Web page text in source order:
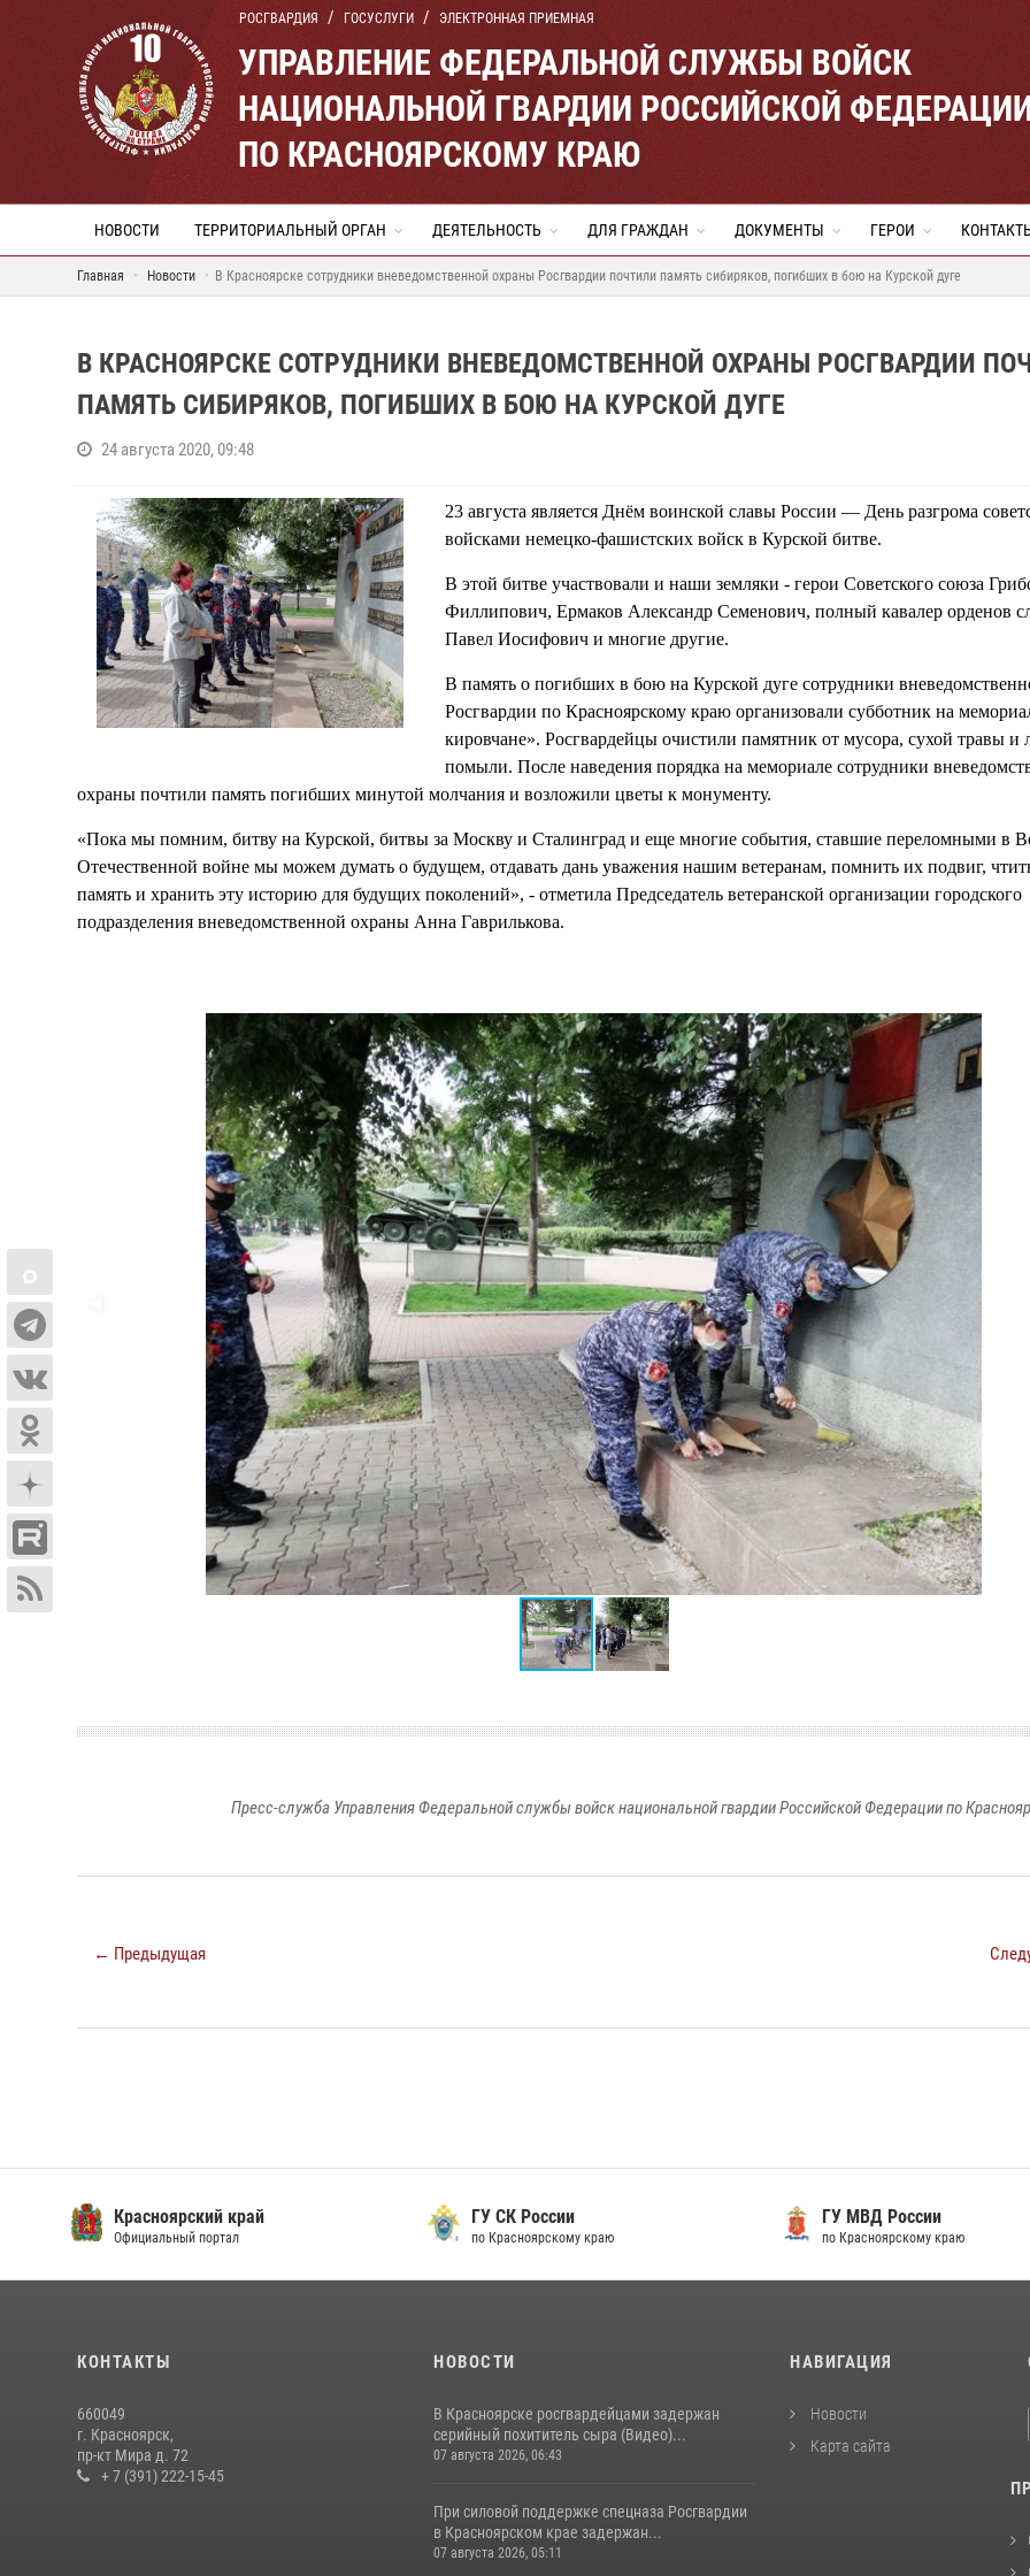
РОСГВАРДИЯ ГОСУСЛУГИ ЭЛЕКТРОННАЯ ПРИЕМНАЯ
УПРАВЛЕНИЕ ФЕДЕРАЛЬНОЙ СЛУЖБЫ ВОЙСК
НАЦИОНАЛЬНОЙ ГВАРДИИ РОССИЙСКОЙ
ПО КРАСНОЯРСКОМУ КРАЮ
НОВОСТИ ТЕРРИТОРИАЛЬНЫЙ ОРГАН ДЕЯТЕЛЬНОСТЬ ДЛЯ ГРАЖДАН ДОКУМЕНТЫ ГЕРОИ
Главная Новости В Красноярске сотрудники вневедомственной охраны Росгвардии почтили память сибиряков, погибших в бою на Курской дуге
В КРАСНОЯРСКЕ СОТРУДНИКИ ВНЕВЕДОМСТВЕННОЙ ОХРАНЫ РОСГВАРДИИ
ПАМЯТЬ СИБИРЯКОВ, ПОГИБШИХ В БОЮ НА КУРСКОЙ ДУГЕ
24 августа 2020, 09:48
23 августа является Днём воинской славы России — День разгрома
войсками немецко-фашистских войск в Курской битве.
В этой битве участвовали и наши земляки - герои Советского союза
Филлипович, Ермаков Александр Семенович, полный кавалер орденов
Павел Иосифович и многие другие.
В память о погибших в бою на Курской дуге сотрудники
Росгвардии по Красноярскому краю организовали субботник на
кировчане». Росгвардейцы очистили памятник от мусора, сухой травы и
помыли. После наведения порядка на мемориале сотрудники
охраны почтили память погибших минутой молчания и возложили цветы к монументу.
«Пока мы помним, битву на Курской, битвы за Москву и Сталинград и еще многие события, ставшие переломными в
Отечественной войне мы можем думать о будущем, отдавать дань уважения нашим ветеранам, помнить их подвиг,
память и хранить эту историю для будущих поколений», - отметила Председатель ветеранской организации городского
подразделения вневедомственной охраны Анна Гаврилькова.
Пресс-служба Управления Федеральной службы войск национальной гвардии Российской Федерации по
← Предыдущая
Красноярский край
Официальный портал
ГУ СК России
по Красноярскому краю
ГУ МВД России
по Красноярскому краю
КОНТАКТЫ
660049
г. Красноярск,
пр-кт Мира д. 72
+ 7 (391) 222-15-45
НОВОСТИ
В Красноярске росгвардейцами задержан
серийный похититель сыра (Видео)...
07 августа 2026, 06:43
При силовой поддержке спецназа Росгвардии
в Красноярском крае задержан...
07 августа 2026, 05:11
НАВИГАЦИЯ
Новости
Карта сайта